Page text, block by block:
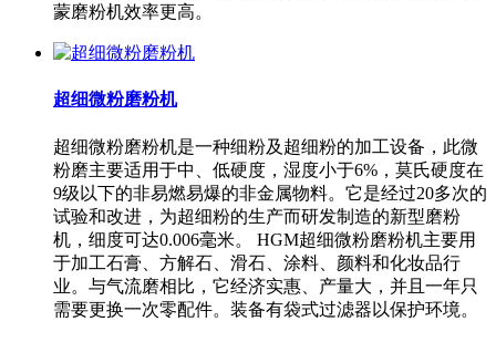
蒙磨粉机效率更高。
超细微粉磨粉机
超细微粉磨粉机是一种细粉及超细粉的加工设备，此微
粉磨主要适用于中、低硬度，湿度小于6%，莫氏硬度在
9级以下的非易燃易爆的非金属物料。它是经过20多次的
试验和改进，为超细粉的生产而研发制造的新型磨粉
机，细度可达0.006毫米。 HGM超细微粉磨粉机主要用
于加工石膏、方解石、滑石、涂料、颜料和化妆品行
业。与气流磨相比，它经济实惠、产量大，并且一年只
需要更换一次零配件。装备有袋式过滤器以保护环境。